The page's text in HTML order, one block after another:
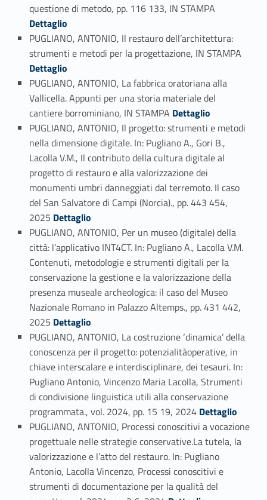
questione di metodo, pp. 116 133, IN STAMPA
Dettaglio
PUGLIANO, ANTONIO, Il restauro dell’architettura:
strumenti e metodi per la progettazione, IN STAMPA
Dettaglio
PUGLIANO, ANTONIO, La fabbrica oratoriana alla
Vallicella. Appunti per una storia materiale del
cantiere borrominiano, IN STAMPA Link identifier #identifier_person_118678-43
Dettaglio
PUGLIANO, ANTONIO, Il progetto: strumenti e metodi
nella dimensione digitale. In: Pugliano A., Gori B.,
Lacolla V.M., Il contributo della cultura digitale al
progetto di restauro e alla valorizzazione dei
monumenti umbri danneggiati dal terremoto. Il caso
del San Salvatore di Campi (Norcia)., pp. 443 454,
2025 Link identifier #identifier_person_76261-44
Dettaglio
PUGLIANO, ANTONIO, Per un museo (digitale) della
città: l’applicativo INT4CT. In: Pugliano A., Lacolla V.M.
Contenuti, metodologie e strumenti digitali per la
conservazione la gestione e la valorizzazione della
presenza museale archeologica: il caso del Museo
Nazionale Romano in Palazzo Altemps., pp. 431 442,
2025 Link identifier #identifier_person_133010-45
Dettaglio
PUGLIANO, ANTONIO, La costruzione ‘dinamica’ della
conoscenza per il progetto: potenzialitàoperative, in
chiave interscalare e interdisciplinare, dei tesauri. In:
Pugliano Antonio, Vincenzo Maria Lacolla, Strumenti
di condivisione linguistica utili alla conservazione
programmata., vol. 2024, pp. 15 19, 2024 Link identifier #identifier_person_199619-46
Dettaglio
PUGLIANO, ANTONIO, Processi conoscitivi a vocazione
progettuale nelle strategie conservative.La tutela, la
valorizzazione e l’atto del restauro. In: Pugliano
Antonio, Lacolla Vincenzo, Processi conoscitivi e
strumenti di documentazione per la qualità del
Link identifier #identifier_person_51595-47